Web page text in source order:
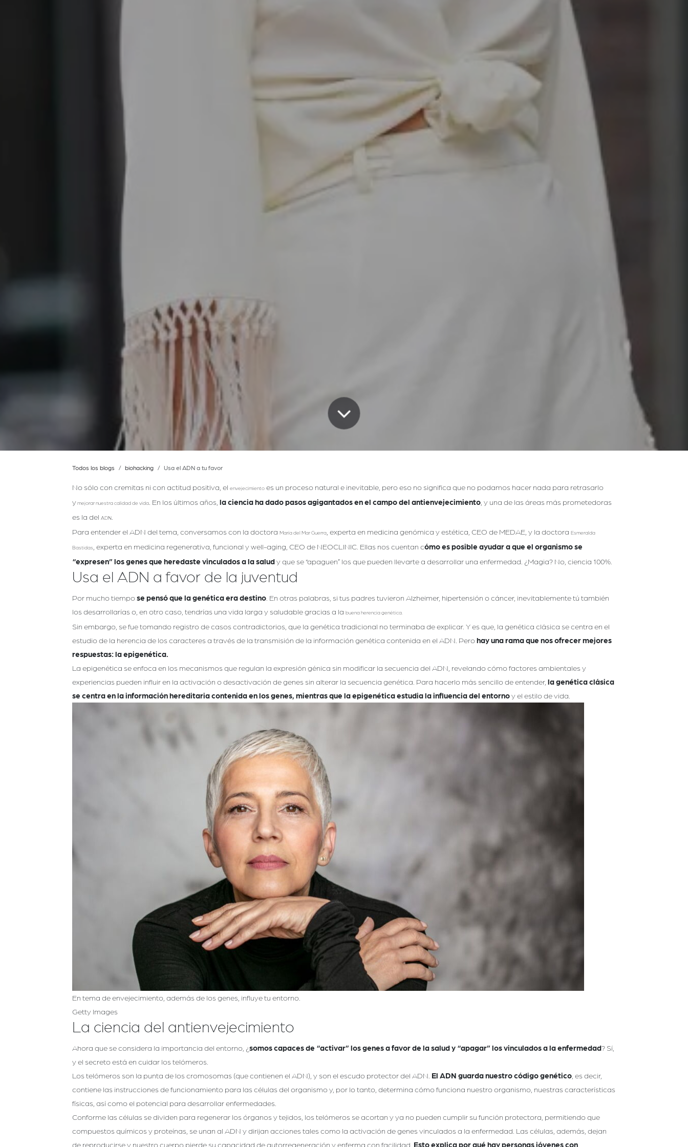
Todos los blogs biohacking Usa el ADN a tu favor
No sólo con cremitas ni con actitud positiva, elenvejecimiento es un proceso natural e inevitable, pero eso no significa que no podamos hacer nada para retrasarlo
ymejorar nuestra calidad de vida . En los últimos años,la ciencia ha dado pasos agigantados en el campo del antienvejecimiento , y una de las áreas más prometedoras
es la delADN
Para entender el ADN del tema, conversamos con la doctoraMaría del Mar Guerra , experta en medicina genómica y estética, CEO de MEDAE, y la doctoraEsmeralda
Bastidas , experta en medicina regenerativa, funcional y well-aging, CEO de NEOCLINIC. Ellas nos cuentan cómo es posible ayudar a que el organismo se
“expresen” los genes que heredaste vinculados a la saludy que se “apaguen” los que pueden llevarte a desarrollar una enfermedad. ¿Magia? No, ciencia 100%.
Usa el ADN a favor de la juventud
Por mucho tiempose pensó que la genética era destino . En otras palabras, si tus padres tuvieron Alzheimer, hipertensión o cáncer, inevitablemente tú también
los desarrollarías o, en otro caso, tendrías una vida larga y saludable gracias a labuena herencia genética.
Sin embargo, se fue tomando registro de casos contradictorios, que la genética tradicional no terminaba de explicar. Y es que, la genética clásica se centra en el
estudio de la herencia de los caracteres a través de la transmisión de la información genética contenida en el ADN. Perohay una rama que nos ofrecer mejores
respuestas: la epigenética.
La epigenética se enfoca en los mecanismos que regulan la expresión génica sin modificar la secuencia del ADN, revelando cómo factores ambientales y
experiencias pueden influir en la activación o desactivación de genes sin alterar la secuencia genética. Para hacerlo más sencillo de entender,la genética clásica
se centra en la información hereditaria contenida en los genes, mientras que la epigenética estudia la influencia del entornoy el estilo de vida.
En tema de envejecimiento, además de los genes, influye tu entorno.
Getty Images
La ciencia del antienvejecimiento
Ahora que se considera la importancia del entorno, ¿somos capaces de “activar” los genes a favor de la salud y “apagar” los vinculados a la enfermedad? Sí,
y el secreto está en cuidar los telómeros.
Los telómeros son la punta de los cromosomas (que contienen el ADN), y son el escudo protector del ADN. El ADN guarda nuestro código genético , es decir,
contiene las instrucciones de funcionamiento para las células del organismo y, por lo tanto, determina cómo funciona nuestro organismo, nuestras características
físicas, así como el potencial para desarrollar enfermedades.
Conforme las células se dividen para regenerar los órganos y tejidos, los telómeros se acortan y ya no pueden cumplir su función protectora, permitiendo que
compuestos químicos y proteínas, se unan al ADN y dirijan acciones tales como la activación de genes vinculados a la enfermedad. Las células, además, dejan
de reproducirse y nuestro cuerpo pierde su capacidad de autorregeneración y enferma con facilidad. Esto explica por qué hay personas jóvenes con